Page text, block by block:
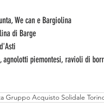
We can e Bargiolina
di Barge
piemontesi, ravioli di
Gruppo Acquisto Solidale